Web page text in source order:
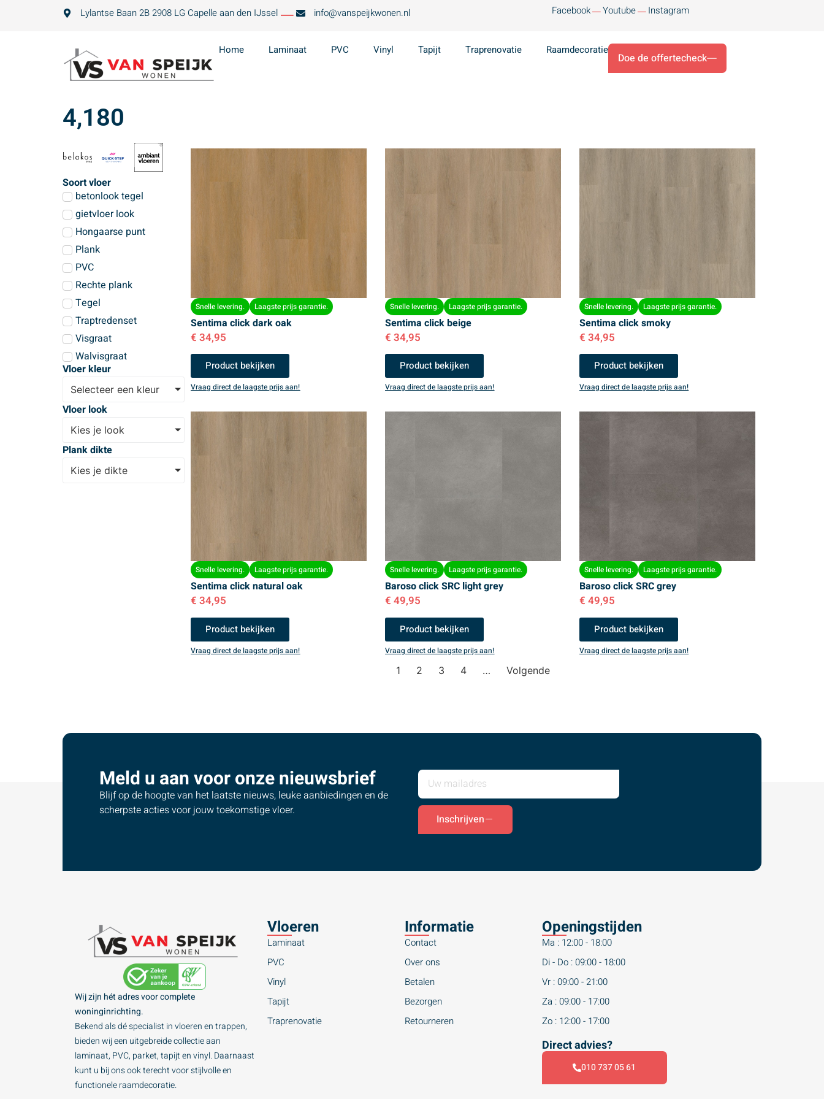
Lylantse Baan 2B 2908 LG Capelle aan den IJssel info@vanspeijkwonen.nl Facebook Youtube Instagram
Home Laminaat PVC Vinyl Tapijt Traprenovatie Raamdecoratie
Doe de offertecheck
4,180
Soort vloer
betonlook tegel
gietvloer look
Hongaarse punt
Plank
PVC
Rechte plank
Tegel
Traptredenset
Visgraat
Walvisgraat
Vloer kleur
Selecteer een kleur
Vloer look
Kies je look
Plank dikte
Kies je dikte
Snelle levering. Laagste prijs garantie.
Sentima click dark oak
€ 34,95
Product bekijken
Vraag direct de laagste prijs aan!
Snelle levering. Laagste prijs garantie.
Sentima click beige
€ 34,95
Product bekijken
Vraag direct de laagste prijs aan!
Snelle levering. Laagste prijs garantie.
Sentima click smoky
€ 34,95
Product bekijken
Vraag direct de laagste prijs aan!
Snelle levering. Laagste prijs garantie.
Sentima click natural oak
€ 34,95
Product bekijken
Vraag direct de laagste prijs aan!
Snelle levering. Laagste prijs garantie.
Baroso click SRC light grey
€ 49,95
Product bekijken
Vraag direct de laagste prijs aan!
Snelle levering. Laagste prijs garantie.
Baroso click SRC grey
€ 49,95
Product bekijken
Vraag direct de laagste prijs aan!
1 2 3 4 … Volgende
Meld u aan voor onze nieuwsbrief
Blijf op de hoogte van het laatste nieuws, leuke aanbiedingen en de
scherpste acties voor jouw toekomstige vloer.
Inschrijven
Wij zijn hét adres voor complete
woninginrichting.
Bekend als dé specialist in vloeren en trappen,
bieden wij een uitgebreide collectie aan
laminaat, PVC, parket, tapijt en vinyl. Daarnaast
kunt u bij ons ook terecht voor stijlvolle en
functionele raamdecoratie.
Vloeren
Laminaat
PVC
Vinyl
Tapijt
Traprenovatie
Informatie
Contact
Over ons
Betalen
Bezorgen
Retourneren
Openingstijden
Ma : 12:00 - 18:00
Di - Do : 09:00 - 18:00
Vr : 09:00 - 21:00
Za : 09:00 - 17:00
Zo : 12:00 - 17:00
Direct advies?
010 737 05 61